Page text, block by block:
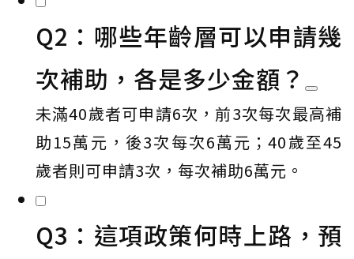
Q2：哪些年齡層可以申請幾
次補助，各是多少金額？
未滿40歲者可申請6次，前3次每次最高補
助15萬元，後3次每次6萬元；40歲至45
歲者則可申請3次，每次補助6萬元。
Q3：這項政策何時上路，預